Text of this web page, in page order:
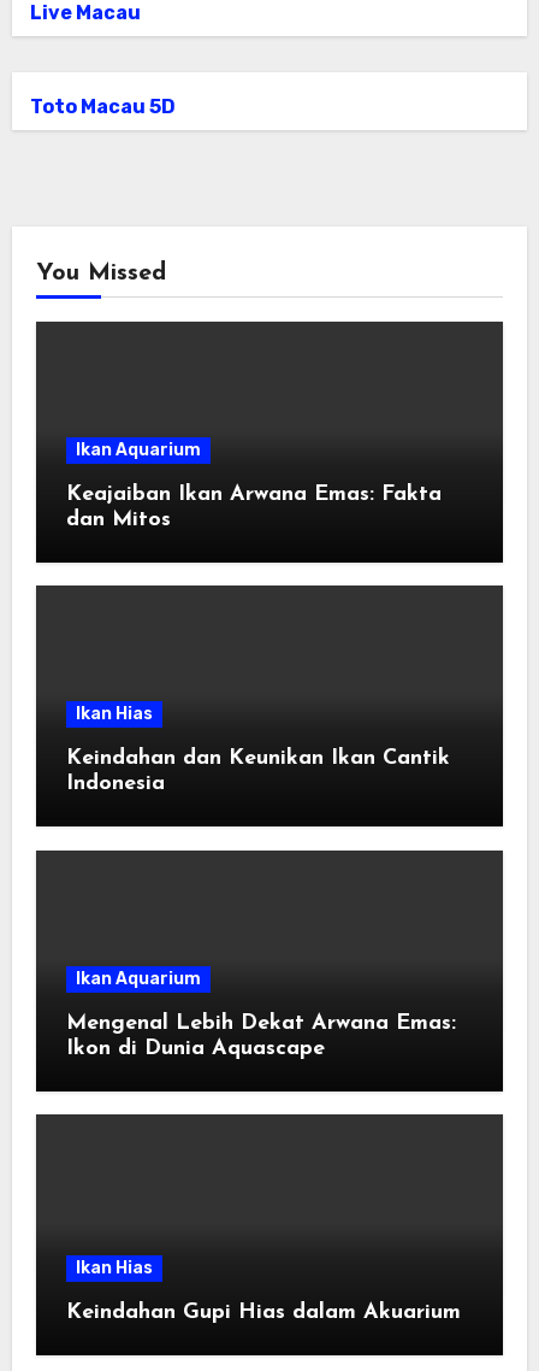
Live Macau
Toto Macau 5D
You Missed
Ikan Aquarium
Keajaiban Ikan Arwana Emas: Fakta
dan Mitos
Ikan Hias
Keindahan dan Keunikan Ikan Cantik
Indonesia
Ikan Aquarium
Mengenal Lebih Dekat Arwana Emas:
Ikon di Dunia Aquascape
Ikan Hias
Keindahan Gupi Hias dalam Akuarium